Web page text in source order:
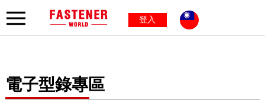
登入
電子型錄專區